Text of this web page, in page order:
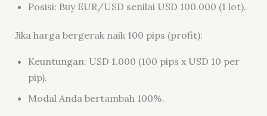
Posisi: Buy EUR/USD senilai USD 100.000 (1 lot).
Jika harga bergerak naik 100 pips (profit):
Keuntungan: USD 1.000 (100 pips x USD 10 per
pip).
Modal Anda bertambah 100%.